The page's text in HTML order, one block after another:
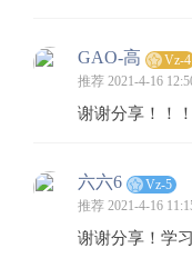
GAO-高 Vz-4
推荐 2021-4-16
谢谢分享！！
六六6 Vz-5
推荐 2021-4-16
谢谢分享！学